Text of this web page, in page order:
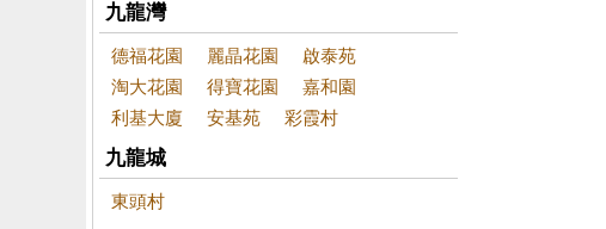
九龍灣
德福花園 麗晶花園
啟泰苑
淘大花園
得寶花園
嘉和園
利基大廈
安基苑 彩霞村
九龍城
東頭村